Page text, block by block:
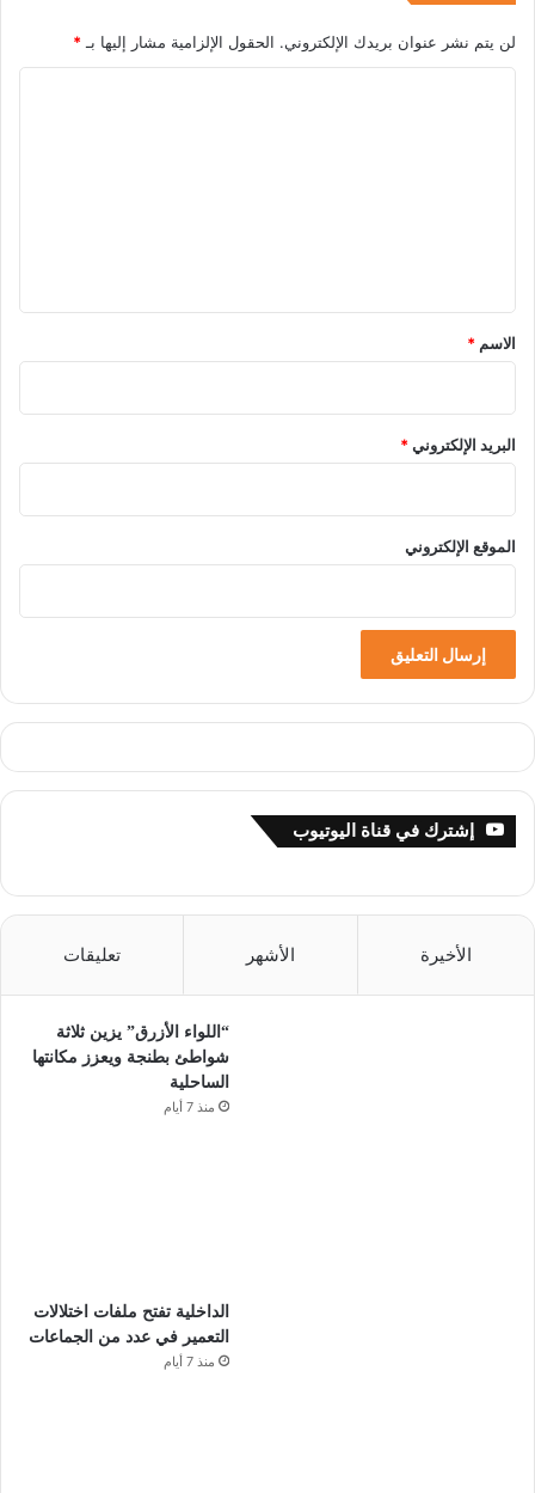
لن يتم نشر عنوان بريدك الإلكتروني. الحقول الإلزامية مشار إليها بـ *
*
الاسم *
البريد الإلكتروني*
الموقع الإلكتروني
إشترك في قناة اليوتيوب
الأخيرة الأشهر تعليقات
“اللواء الأزرق” يزين ثلاثة
شواطئ بطنجة ويعزز مكانتها
الساحلية
منذ 7 أيام
الداخلية تفتح ملفات اختلالات
التعمير في عدد من الجماعات
منذ 7 أيام